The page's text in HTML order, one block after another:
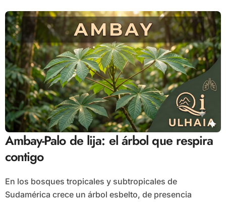
Ambay-Palo de lija: el árbol que respira
contigo
En los bosques tropicales y subtropicales de
Sudamérica crece un árbol esbelto, de presencia